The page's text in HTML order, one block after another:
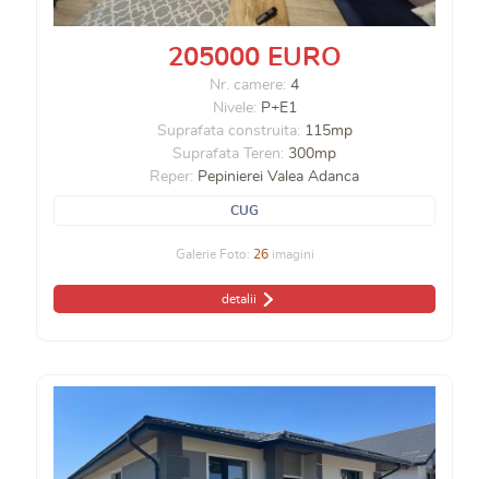
205000 EURO
Nr. camere: 4
Nivele: P+E1
Suprafata construita: 115mp
Suprafata Teren: 300mp
Reper: Pepinierei Valea Adanca
CUG
Galerie Foto: 26imagini
detalii